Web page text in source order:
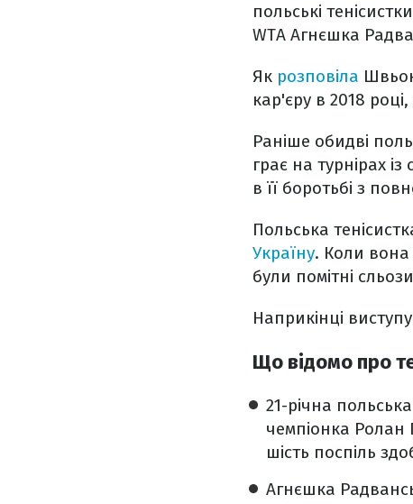
польські
WTA Агнєшка
Як розповіла
кар'єру в 2018
Раніше обидві
грає на турнірах
в її боротьбі з
Польська
Україну. Коли вона
були помітні
Наприкінці
Що відомо про
21-річна
чемпіонка Ролан
шість поспіль
Агнєшка